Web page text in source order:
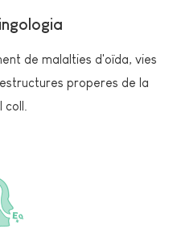
de malalties d'oïda, vies
properes de la